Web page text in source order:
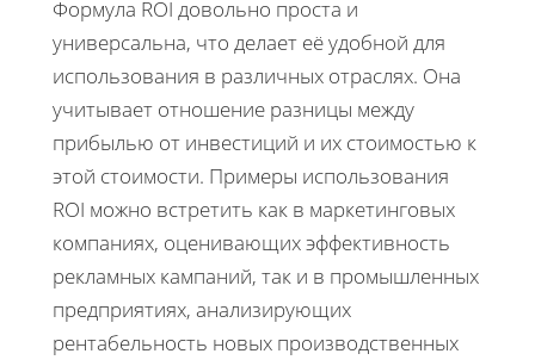
Формула ROI довольно проста и
универсальна, что делает её удобной для
использования в различных отраслях. Она
учитывает отношение разницы между
прибылью от инвестиций и их стоимостью к
этой стоимости. Примеры использования
ROI можно встретить как в маркетинговых
компаниях, оценивающих эффективность
рекламных кампаний, так и в промышленных
предприятиях, анализирующих
рентабельность новых производственных